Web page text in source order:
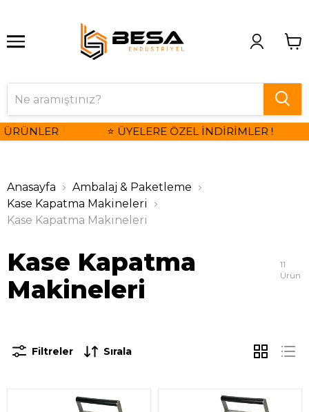
⭐ ÜYELERE ÖZEL İNDİRİMLER !
Anasayfa
Ambalaj & Paketleme
Kase Kapatma Makineleri
Kase Kapatma Makineleri
Kase Kapatma
Makineleri
11
Ürün
Filtreler Sırala